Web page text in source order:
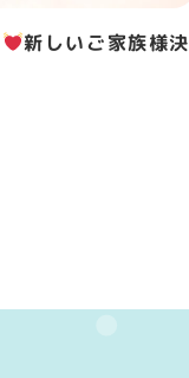
新しいご家族様決